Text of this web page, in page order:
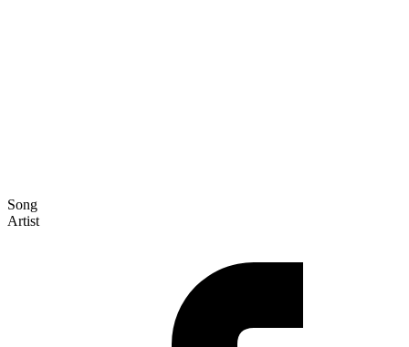
Song
Artist